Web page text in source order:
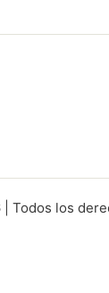
Todos los